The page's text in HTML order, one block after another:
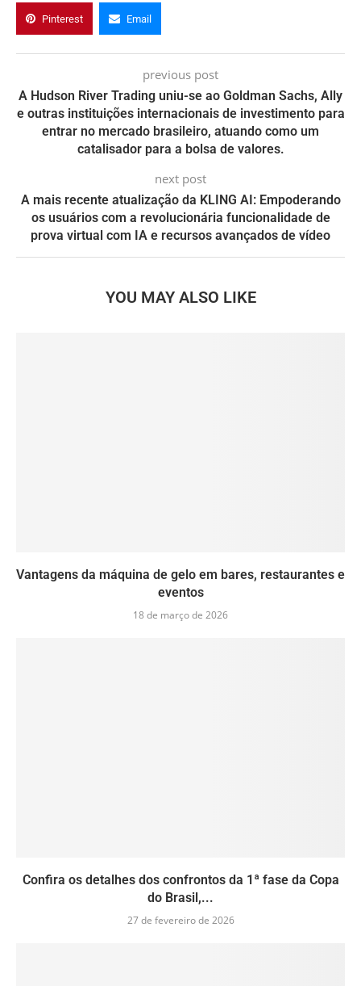
Pinterest Email
previous post
A Hudson River Trading uniu-se ao Goldman Sachs, Ally
e outras instituições internacionais de investimento para
entrar no mercado brasileiro, atuando como um
catalisador para a bolsa de valores.
next post
A mais recente atualização da KLING AI: Empoderando
os usuários com a revolucionária funcionalidade de
prova virtual com IA e recursos avançados de vídeo
YOU MAY ALSO LIKE
Vantagens da máquina de gelo em bares, restaurantes e
eventos
18 de março de 2026
Confira os detalhes dos confrontos da 1ª fase da Copa
do Brasil,...
27 de fevereiro de 2026